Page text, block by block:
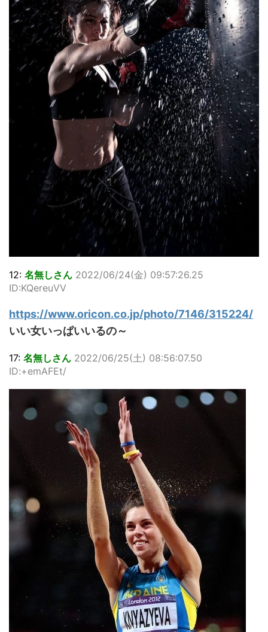
12: 名無しさん 2022/06/24(金) 09:57:26.25
ID:KQereuVV
https://www.oricon.co.jp/photo/7146/315224/
いい女いっぱいいるの～
17: 名無しさん 2022/06/25(土) 08:56:07.50
ID:+emAFEt/